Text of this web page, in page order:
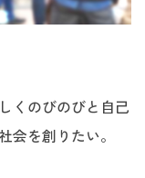
くのびのびと自己
会を創りたい。